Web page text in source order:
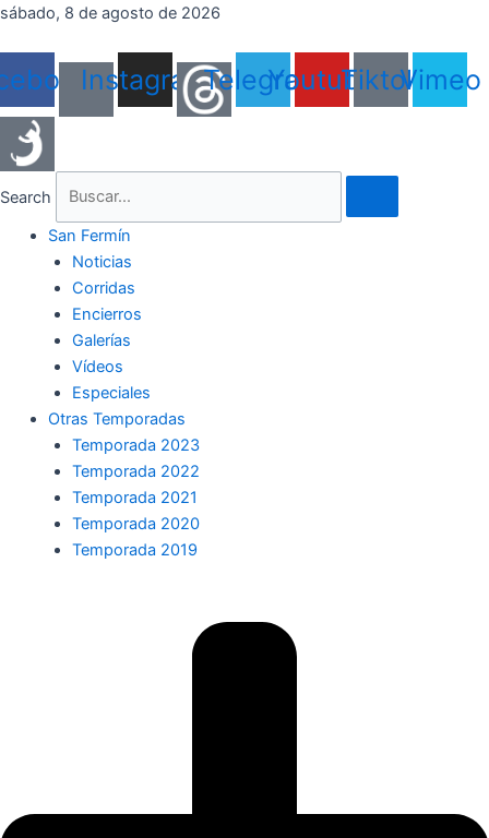
Ir
contenido
sábado, 8 de agosto de 2026
InstagramTelegramYoutubeTiktokVimeo
Search
San Fermín
Noticias
Corridas
Encierros
Galerías
Vídeos
Especiales
Otras Temporadas
Temporada 2023
Temporada 2022
Temporada 2021
Temporada 2020
Temporada 2019